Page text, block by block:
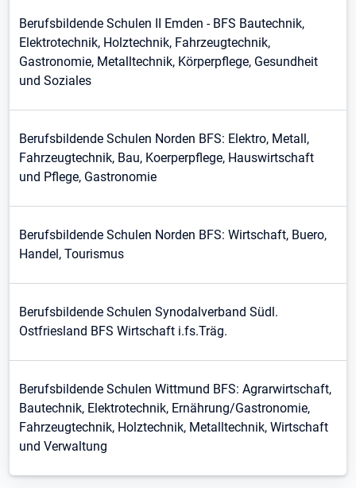
Berufsbildende Schulen II Emden - BFS Bautechnik,
Elektrotechnik, Holztechnik, Fahrzeugtechnik,
Gastronomie, Metalltechnik, Körperpflege, Gesundheit
und Soziales
Berufsbildende Schulen Norden BFS: Elektro, Metall,
Fahrzeugtechnik, Bau, Koerperpflege, Hauswirtschaft
und Pflege, Gastronomie
Berufsbildende Schulen Norden BFS: Wirtschaft, Buero,
Handel, Tourismus
Berufsbildende Schulen Synodalverband Südl.
Ostfriesland BFS Wirtschaft i.fs.Träg.
Berufsbildende Schulen Wittmund BFS: Agrarwirtschaft,
Bautechnik, Elektrotechnik, Ernährung/Gastronomie,
Fahrzeugtechnik, Holztechnik, Metalltechnik, Wirtschaft
und Verwaltung